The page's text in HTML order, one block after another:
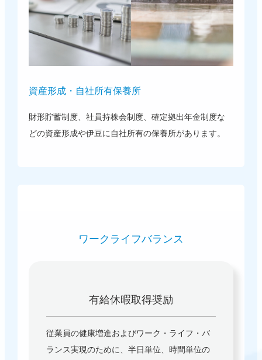
資産形成・自社所有保養所
財形貯蓄制度、社員持株会制度、確定拠出年金制度な
どの資産形成や伊豆に自社所有の保養所があります。
ワークライフバランス
有給休暇取得奨励
従業員の健康増進およびワーク・ライフ・バ
ランス実現のために、半日単位、時間単位の